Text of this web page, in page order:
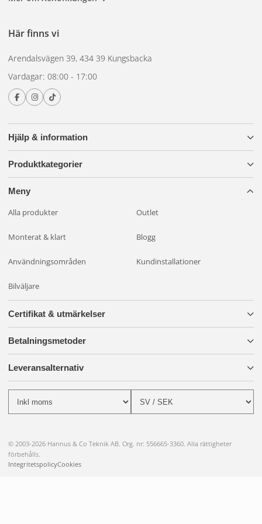
på ditt fordon. Ge ditt fordon den effektiva och stilfulla
Hjälp & information
Produktkategorier
Meny
Alla produkter Outlet
Monterat & klart Blogg
Användningsområden Kundinstallationer
Bilväljare
Här finns vi
Arendalsvägen 39, 434 39 Kungsbacka
Vardagar: 08:00 - 17:00
Certifikat & utmärkelser
Betalningsmetoder
Leveransalternativ
© 2003-2026 Hannus & Co Teknik AB. Org. nr: 556665-3360. Alla rättigheter
förbehålls.
IntegritetspolicyCookies